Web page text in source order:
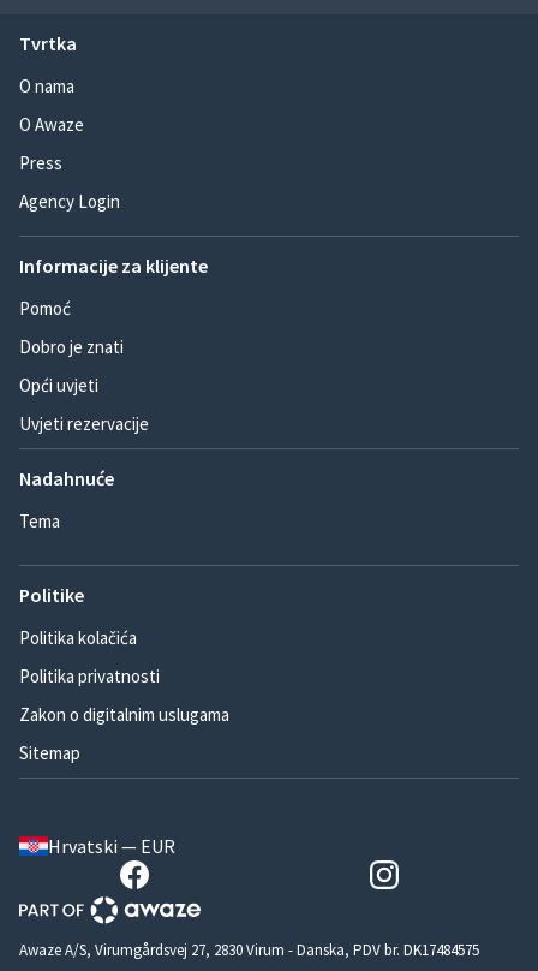
Tvrtka
O nama
O Awaze
Press
Agency Login
Informacije za klijente
Pomoć
Dobro je znati
Opći uvjeti
Uvjeti rezervacije
Nadahnuće
Tema
Politike
Politika kolačića
Politika privatnosti
Zakon o digitalnim uslugama
Sitemap
Hrvatski — EUR
Awaze A/S, Virumgårdsvej 27, 2830 Virum - Danska, PDV br. DK17484575